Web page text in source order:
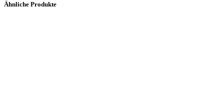
Ähnliche Produkte